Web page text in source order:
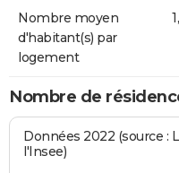
Nombre moyen
d'habitant(s) par
logement
Nombre de
Données 2022 (source :
l'Insee)